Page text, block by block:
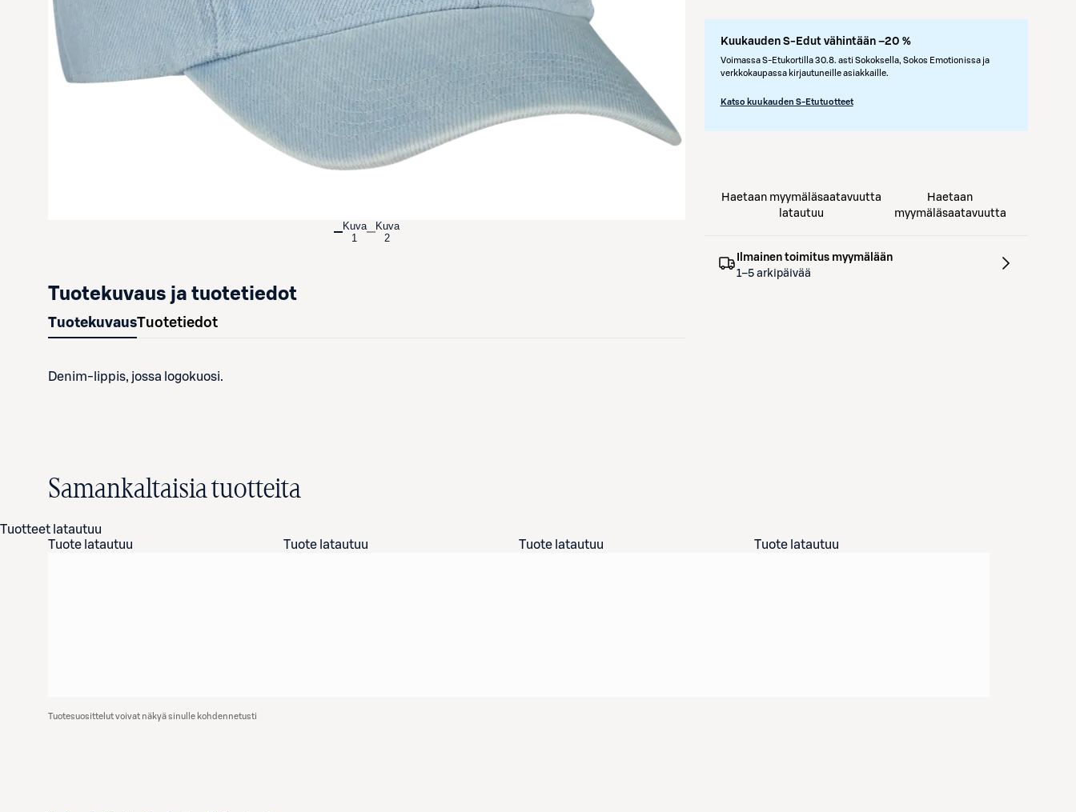
Kuva
1
Kuva
2
Kuukauden S-Edut vähintään –20 %
Voimassa S-Etukortilla 30.8. asti Sokoksella, Sokos Emotionissa ja
verkkokaupassa kirjautuneille asiakkaille.
Katso kuukauden S-Etutuotteet
Haetaan myymäläsaatavuutta
latautuu
Haetaan
myymäläsaatavuutta
Ilmainen toimitus myymälään
1–5 arkipäivää
Tuotekuvaus ja tuotetiedot
TuotekuvausTuotetiedot
Denim-lippis, jossa logokuosi.
Samankaltaisia tuotteita
Tuotteet latautuu
Tuote latautuu
Tuote latautuu Tuote latautuu Tuote latautuu
Tuotesuosittelut voivat näkyä sinulle kohdennetusti